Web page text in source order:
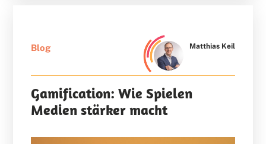
Blog Matthias Keil
Gamification: Wie Spielen
Medien stärker macht